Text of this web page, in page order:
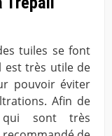
tuiles se font
est très utile de
pouvoir éviter
Afin de
qui sont très